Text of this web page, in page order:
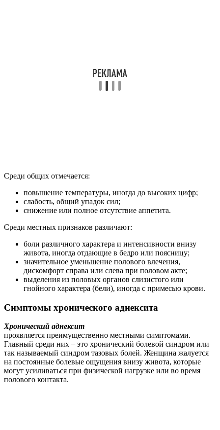
Среди общих отмечается:
повышение температуры, иногда до высоких цифр;
слабость, общий упадок сил;
снижение или полное отсутствие аппетита.
Среди местных признаков различают:
боли различного характера и интенсивности внизу
живота, иногда отдающие в бедро или поясницу;
значительное уменьшение полового влечения,
дискомфорт справа или слева при половом акте;
выделения из половых органов слизистого или
гнойного характера (бели), иногда с примесью крови.
Симптомы хронического аднексита
Хронический аднексит
проявляется преимущественно местными симптомами.
Главный среди них – это хронический болевой синдром или
так называемый синдром тазовых болей. Женщина жалуется
на постоянные болевые ощущения внизу живота, которые
могут усиливаться при физической нагрузке или во время
полового контакта.